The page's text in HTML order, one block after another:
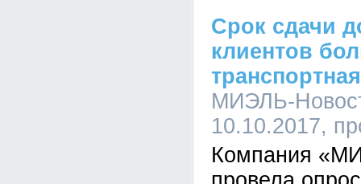
Срок сдачи
клиентов
МИЭЛЬ-
10.10.2017,
Компания